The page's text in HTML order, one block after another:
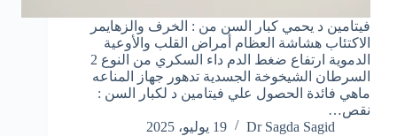
فيتامين د يحمي كبار السن من : الخرف والزهايمر
الاكتئاب هشاشة العظام أمراض القلب والأوعية
الدموية ارتفاع ضغط الدم داء السكري من النوع 2
السرطان الشيخوخة الجسدية تدهور جهاز المناعه
ماهي فائدة الحصول علي فيتامين د لكبار السن :
نقص…
Dr Sagda Sagid
19 يوليو، 2025